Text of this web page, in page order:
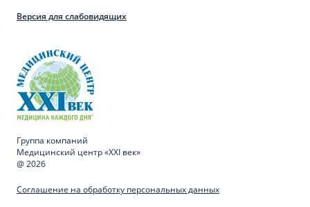
Версия для слабовидящих
Группа компаний
Медицинский центр «XXI век»
@ 2026
Соглашение на обработку персональных данных